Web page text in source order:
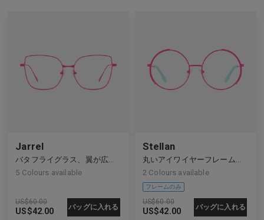
Jarrel
5 Colours available
US$60.00
US$42.00 バッグに入れる
Stellan
2 Colours available
US$60.00
US$42.00 バッグに入れる